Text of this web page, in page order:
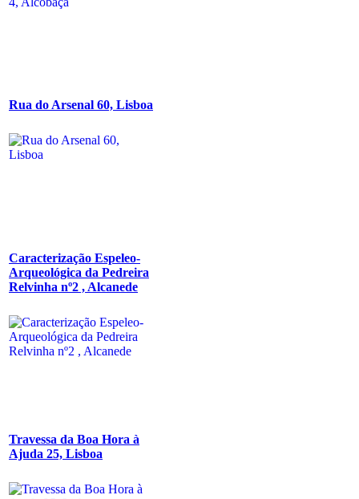
Rua do Arsenal 60, Lisboa
Caracterização Espeleo-
Arqueológica da Pedreira
Relvinha nº2 , Alcanede
Travessa da Boa Hora à
Ajuda 25, Lisboa